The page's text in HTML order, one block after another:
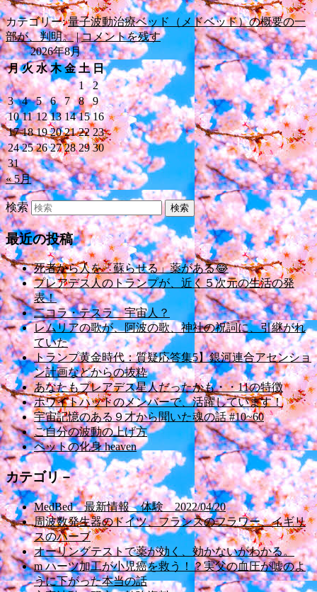
カテゴリー: 量子波動治療ベッド（メドベッド）の概要の一
部が、判明。 |コメントを残す
2026年8月
月 火 水 木 金 土 日
1
2
3
4 5 6 7 8
9
10 11 12 13 14 15 16
17 18 19 20 21 22 23
24 25 26 27 28 29 30
31
« 5月
検索
最近の投稿
死者から人を「蘇らせる」薬がある😂
プレアデス人のトランプが、近く５次元の生活の発
表！
二コラ・テスラ 宇宙人？
レムリアの歌が、阿波の歌、神社の祝詞に、引継がれ
ていた
トランプ黄金時代：質疑応答集5】銀河連合アセンショ
ン計画などからの抜粋
あなたもプレアデス星人だったかも・・11の特徴
ホワイトハットのメンバーで、活躍しています！
宇宙記憶のある９才から聞いた魂の話 #10~60
ご自分の波動の上げ方
ペットの化身 heaven
カテゴリ－
MedBed 最新情報 体験 2022/04/20
周波数発生器のドイツ、フランスのフラワー、イギリ
スのハーブ
オーリングテストで薬が効く、効かないがわかる。
m ハーツ加工が小児癌を救う！？実父の血圧が嘘のよ
うに下がった本当の話